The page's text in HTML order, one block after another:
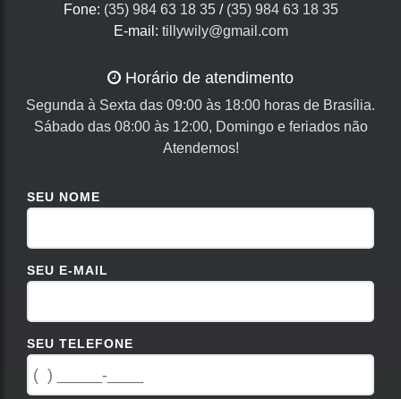
Fone: (35) 984 63 18 35/ (35) 984 63 18 35
E-mail: tillywily@gmail.com
Horário de atendimento
Segunda à Sexta das 09:00 às 18:00 horas de Brasília.
Sábado das 08:00 às 12:00, Domingo e feriados não
Atendemos!
SEU NOME
SEU E-MAIL
SEU TELEFONE